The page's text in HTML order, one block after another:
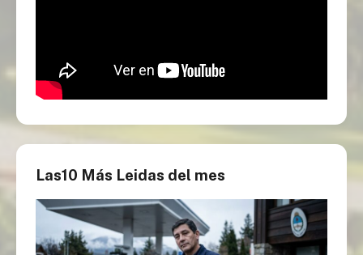
Las10 Más Leidas del mes